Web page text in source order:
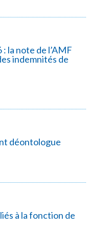
la note de l’AMF
indemnités de
déontologue
à la fonction de